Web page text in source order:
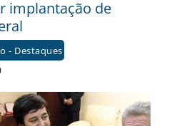
implantação de
- Destaques